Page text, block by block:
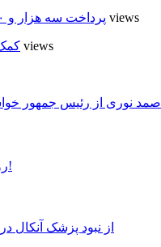
پرداخت سه هزار و ۴۸۰ میلیارد تومان تسهیلات مقاوم سازی مسکن روستایی در اردبیل 5 views
5 views
صمد نوری از رئیس جمهور
روایت مدرسه «لوله دره» در اسلام آبادمغان که شبیه مدارس جنگ زده است!
از نبود پزشک آنکال